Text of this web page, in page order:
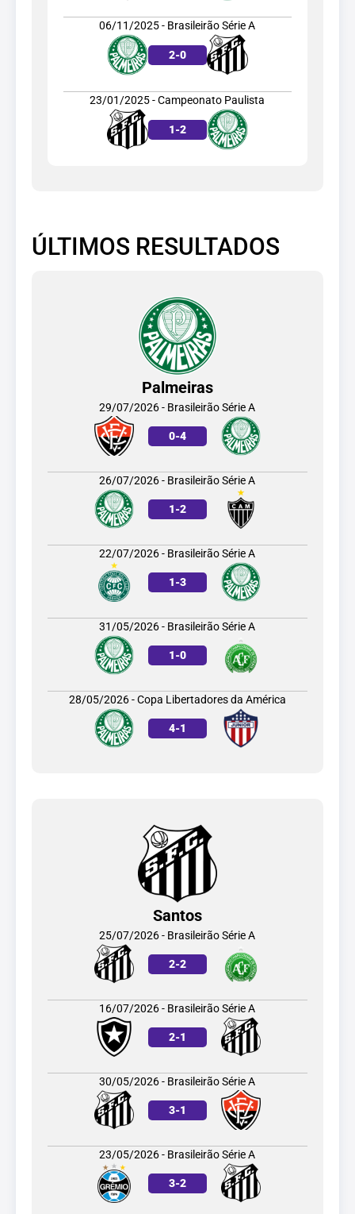
06/11/2025 - Brasileirão Série A
2-0
23/01/2025 - Campeonato Paulista
1-2
ÚLTIMOS RESULTADOS
Palmeiras
29/07/2026 - Brasileirão Série A
0-4
26/07/2026 - Brasileirão Série A
1-2
22/07/2026 - Brasileirão Série A
1-3
31/05/2026 - Brasileirão Série A
1-0
28/05/2026 - Copa Libertadores da América
4-1
Santos
25/07/2026 - Brasileirão Série A
2-2
16/07/2026 - Brasileirão Série A
2-1
30/05/2026 - Brasileirão Série A
3-1
23/05/2026 - Brasileirão Série A
3-2